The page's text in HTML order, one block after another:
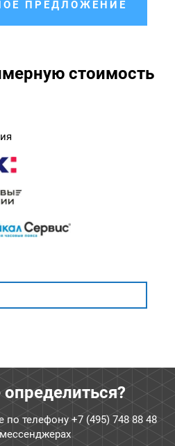
ПРЕДЛОЖЕНИЕ
стоимость
по телефону +7 (495) 748 88 48